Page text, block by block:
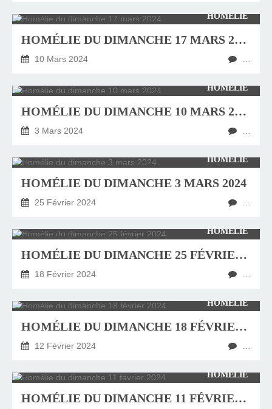
HOMÉLIE
HOMÉLIE DU DIMANCHE 17 MARS 2024
10 Mars 2024
HOMÉLIE
HOMÉLIE DU DIMANCHE 10 MARS 2024
3 Mars 2024
HOMÉLIE
HOMÉLIE DU DIMANCHE 3 MARS 2024
25 Février 2024
HOMÉLIE
HOMÉLIE DU DIMANCHE 25 FÉVRIER 2024
18 Février 2024
HOMÉLIE
HOMÉLIE DU DIMANCHE 18 FÉVRIER 2024
12 Février 2024
HOMÉLIE
HOMÉLIE DU DIMANCHE 11 FÉVRIER 2024